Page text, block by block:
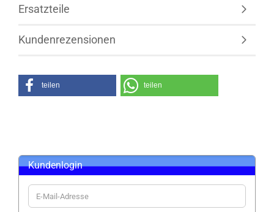
Ersatzteile
Kundenrezensionen
teilen teilen
Kundenlogin
E-
Mail-